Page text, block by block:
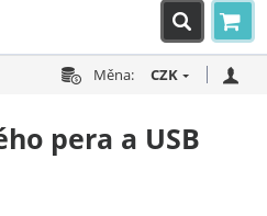
Měna: CZK
pera a USB